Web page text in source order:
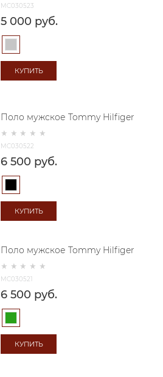
MC030523
5 000 руб.
КУПИТЬ
MC030522
Поло мужское Tommy Hilfiger
6 500 руб.
КУПИТЬ
MC030521
Поло мужское Tommy Hilfiger
6 500 руб.
КУПИТЬ